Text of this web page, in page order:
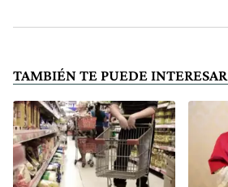
TAMBIÉN TE PUEDE INTERESAR